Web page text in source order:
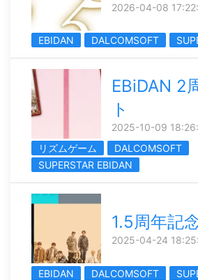
2026-04-08
EBIDAN DALCOMSOFT
EBiDAN 2
ト
2025-10-09
リズムゲーム
DALCOMSOFT
SUPERSTAR EBIDAN
1.5周年記
2025-04-24
EBIDAN DALCOMSOFT